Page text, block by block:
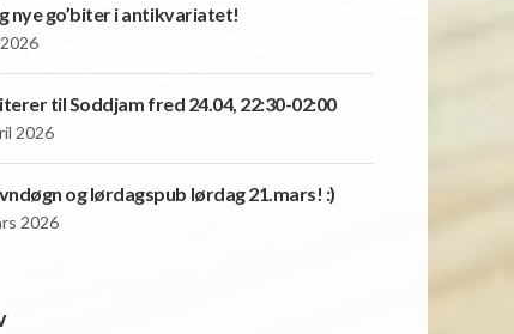
nye go’biter i antikvariatet!
til Soddjam fred 24.04, 22:30-02:00
2026
og lørdagspub lørdag 21.mars! :)
2026